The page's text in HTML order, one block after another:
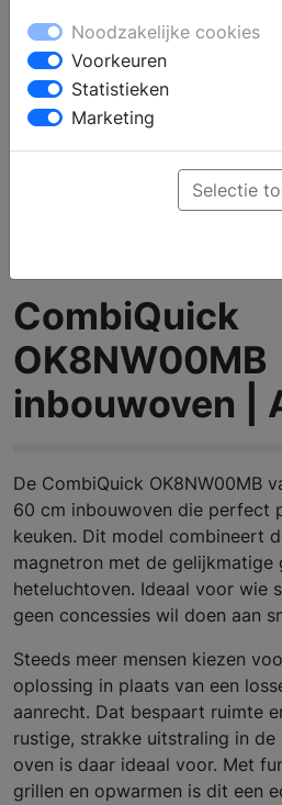
CombiQuick
OK8NW00MB
inbouwoven |
De CombiQuick OK8NW00MB
60 cm inbouwoven die perfect
keuken. Dit model combineert
magnetron met de gelijkmatige
heteluchtoven. Ideaal voor wie
geen concessies wil doen aan
Steeds meer mensen kiezen
oplossing in plaats van een
aanrecht. Dat bespaart ruimte
rustige, strakke uitstraling in de
oven is daar ideaal voor. Met
grillen en opwarmen is dit een
Noodzakelijke cookies
Voorkeuren
Statistieken
Marketing
Selectie